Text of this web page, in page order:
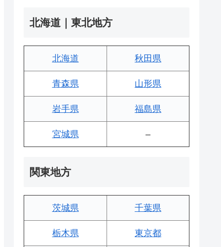
北海道｜東北地方
北海道 秋田県
青森県 山形県
岩手県 福島県
宮城県 –
関東地方
茨城県 千葉県
栃木県 東京都